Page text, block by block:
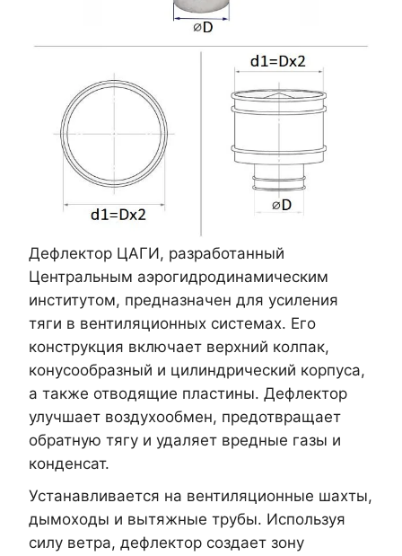
Дефлектор ЦАГИ, разработанный
Центральным аэрогидродинамическим
институтом, предназначен для усиления
тяги в вентиляционных системах. Его
конструкция включает верхний колпак,
конусообразный и цилиндрический корпуса,
а также отводящие пластины. Дефлектор
улучшает воздухообмен, предотвращает
обратную тягу и удаляет вредные газы и
конденсат.
Устанавливается на вентиляционные шахты,
дымоходы и вытяжные трубы. Используя
силу ветра, дефлектор создает зону